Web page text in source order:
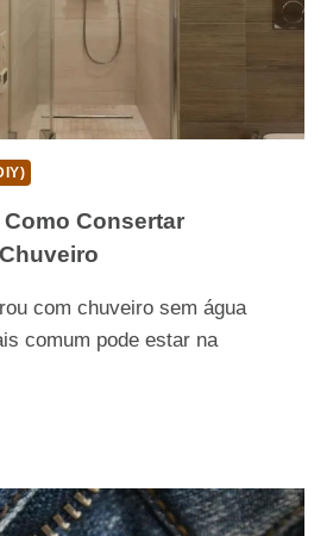
Consertar
com chuveiro sem água
comum pode estar na